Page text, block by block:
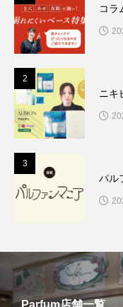
コラ
2
ニキ
3
パル
Parfum店舗一覧